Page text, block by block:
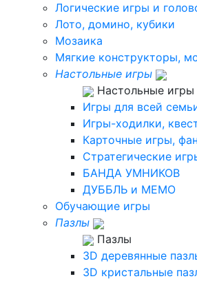
Логические игры и
Лото, домино, кубики
Мозаика
Мягкие конструкторы,
Настольные игры
Настольные игры
Игры для всей
Игры-ходилки,
Карточные игры,
Стратегические
БАНДА УМНИКОВ
ДУББЛЬ и МЕМО
Обучающие игры
Пазлы
Пазлы
3D деревянные
3D кристальные